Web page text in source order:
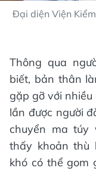
Đại diện Viện
Thông qua
biết, bản thân
gặp gỡ với
lần được người
chuyển ma túy
thấy khoản thù
khó có thể gom